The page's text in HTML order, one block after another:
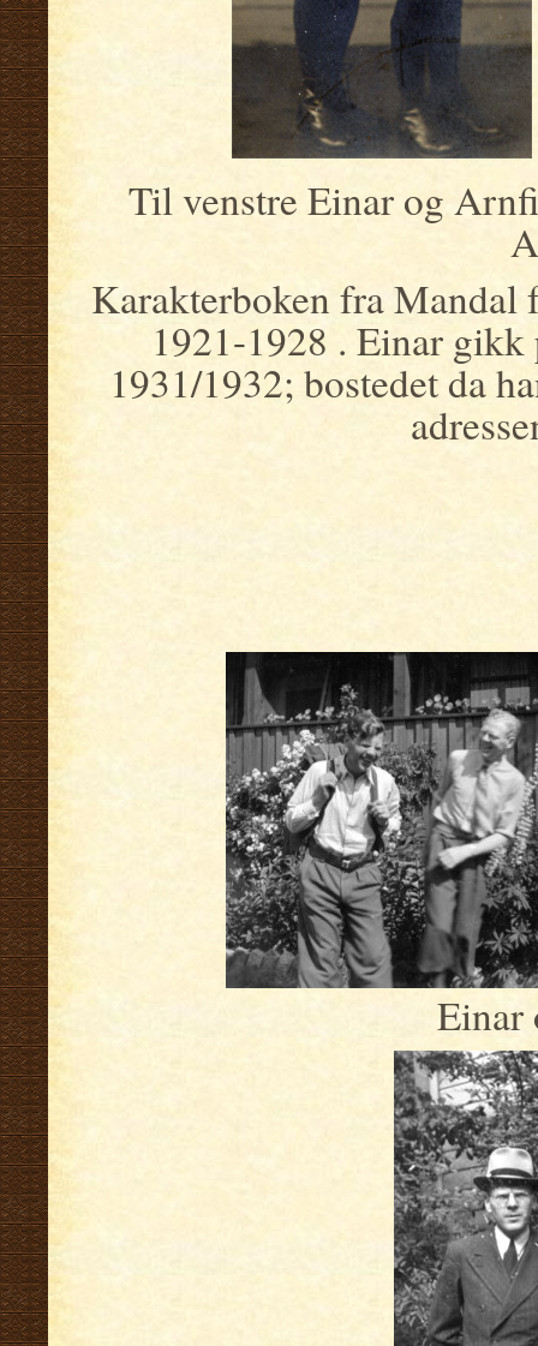
Til venstre Einar og
Karakterboken fra Mandal
1921-1928 . Einar
1931/1932; bostedet da
Einar